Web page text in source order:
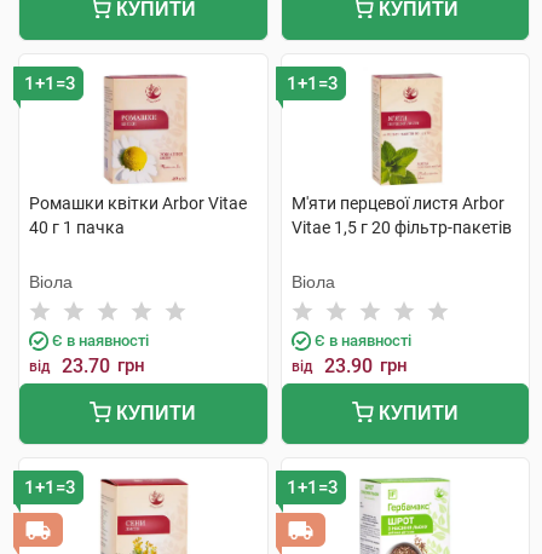
КУПИТИ КУПИТИ
1+1=3
Ромашки квітки Arbor Vitae
40 г 1 пачка
Віола
Є в наявності
від 23.70 грн
КУПИТИ
1+1=3
М'яти перцевої листя Arbor
Vitae 1,5 г 20 фільтр-пакетів
Віола
Є в наявності
від 23.90 грн
КУПИТИ
1+1=3 1+1=3